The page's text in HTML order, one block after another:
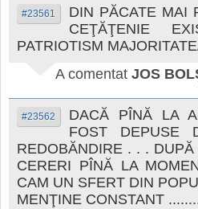
#23561
DIN PĂCATE MAI
CEŢĂŢENIE
PATRIOTISM
A comentat JOS
#23562
DACĂ PÎNĂ LA
FOST
REDOBĂNDIRE . . .
CERERI PÎNĂ LA
CAM UN SFERT DIN
MENŢINE CONSTANT